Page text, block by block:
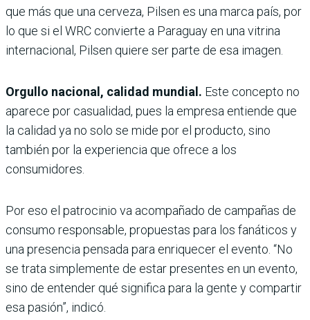
que más que una cerveza, Pilsen es una marca país, por
lo que si el WRC convierte a Paraguay en una vitrina
internacional, Pilsen quiere ser parte de esa imagen.
Orgullo nacional, calidad mundial. Este concepto no
aparece por casualidad, pues la empresa entiende que
la calidad ya no solo se mide por el producto, sino
también por la experiencia que ofrece a los
consumidores.
Por eso el patrocinio va acompañado de campañas de
consumo responsable, propuestas para los fanáticos y
una presencia pensada para enriquecer el evento. “No
se trata simplemente de estar presentes en un evento,
sino de entender qué significa para la gente y compartir
esa pasión”, indicó.